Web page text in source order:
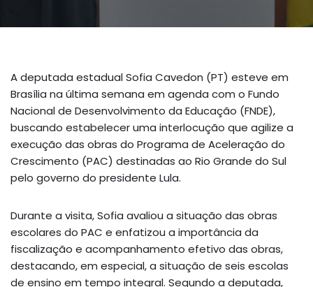
A deputada estadual Sofia Cavedon (PT) esteve em
Brasília na última semana em agenda com o Fundo
Nacional de Desenvolvimento da Educação (FNDE),
buscando estabelecer uma interlocução que agilize a
execução das obras do Programa de Aceleração do
Crescimento (PAC) destinadas ao Rio Grande do Sul
pelo governo do presidente Lula.
Durante a visita, Sofia avaliou a situação das obras
escolares do PAC e enfatizou a importância da
fiscalização e acompanhamento efetivo das obras,
destacando, em especial, a situação de seis escolas
de ensino em tempo integral. Segundo a deputada,